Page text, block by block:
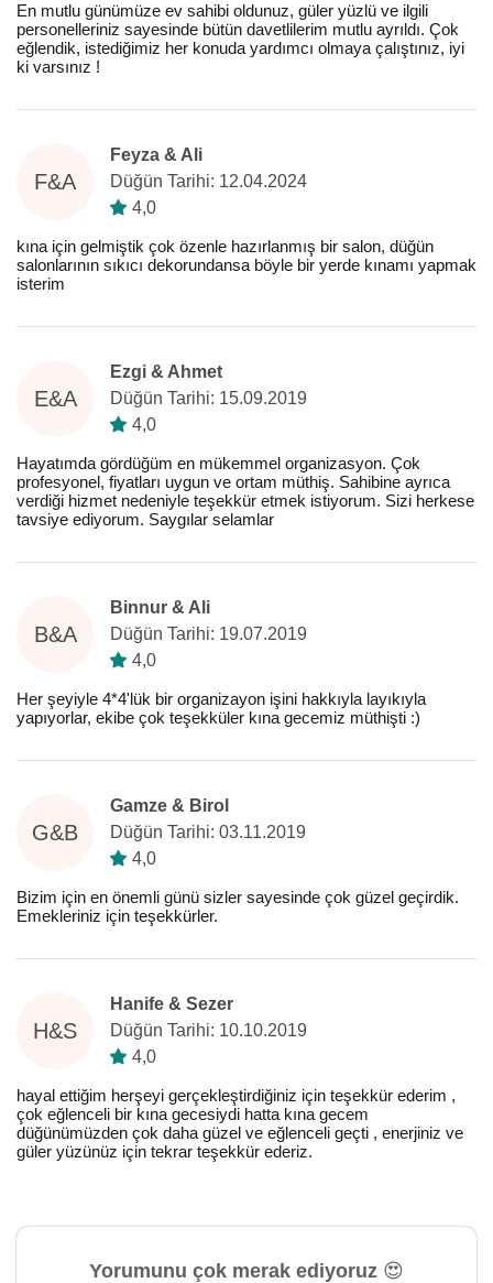
En mutlu günümüze ev sahibi oldunuz, güler yüzlü ve ilgili
personelleriniz sayesinde bütün davetlilerim mutlu ayrıldı. Çok
eğlendik, istediğimiz her konuda yardımcı olmaya çalıştınız, iyi
ki varsınız !
F&A
Feyza & Ali
Düğün Tarihi: 12.04.2024
4,0
kına için gelmiştik çok özenle hazırlanmış bir salon, düğün
salonlarının sıkıcı dekorundansa böyle bir yerde kınamı yapmak
isterim
E&A
Ezgi & Ahmet
Düğün Tarihi: 15.09.2019
4,0
Hayatımda gördüğüm en mükemmel organizasyon. Çok
profesyonel, fiyatları uygun ve ortam müthiş. Sahibine ayrıca
verdiği hizmet nedeniyle teşekkür etmek istiyorum. Sizi herkese
tavsiye ediyorum. Saygılar selamlar
B&A
Binnur & Ali
Düğün Tarihi: 19.07.2019
4,0
Her şeyiyle 4*4'lük bir organizayon işini hakkıyla layıkıyla
yapıyorlar, ekibe çok teşekküler kına gecemiz müthişti :)
G&B
Gamze & Birol
Düğün Tarihi: 03.11.2019
4,0
Bizim için en önemli günü sizler sayesinde çok güzel geçirdik.
Emekleriniz için teşekkürler.
H&S
Hanife & Sezer
Düğün Tarihi: 10.10.2019
4,0
hayal ettiğim herşeyi gerçekleştirdiğiniz için teşekkür ederim ,
çok eğlenceli bir kına gecesiydi hatta kına gecem
düğünümüzden çok daha güzel ve eğlenceli geçti , enerjiniz ve
güler yüzünüz için tekrar teşekkür ederiz.
Yorumunu çok merak ediyoruz 😍